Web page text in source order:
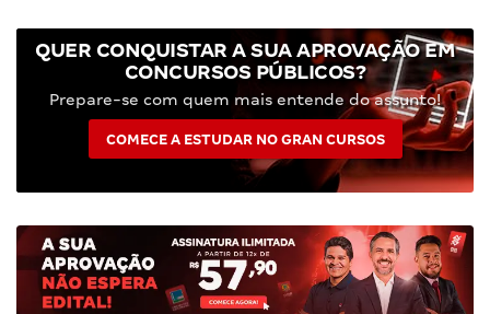
QUER CONQUISTAR A SUA APROVAÇÃO EM
CONCURSOS PÚBLICOS?
Prepare-se com quem mais entende do assunto!
COMECE A ESTUDAR NO GRAN CURSOS